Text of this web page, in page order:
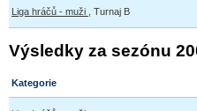
Liga hráčů - muži , Turnaj B
Výsledky za sezónu
Kategorie